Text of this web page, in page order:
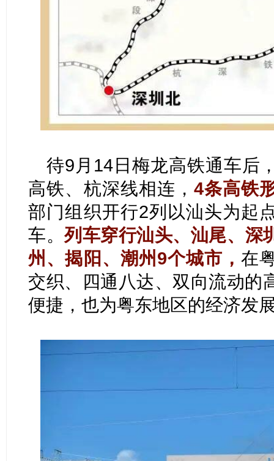
待9月14日梅龙高铁通车后
高铁、杭深线相连， 4条高铁
部门组织开行2列以汕头为起
车。列车穿行汕头、汕尾、深
州、揭阳、潮州9个城市 ，在
交织、四通八达、双向流动的
便捷，也为粤东地区的经济发